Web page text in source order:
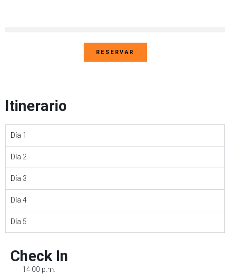
RESERVAR
Itinerario
Día 1
Día 2
Día 3
Día 4
Día 5
Check In
14:00 p.m.